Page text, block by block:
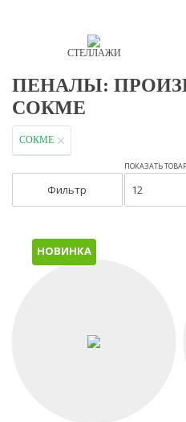
СТЕЛЛАЖИ
ПЕНАЛЫ:
СОКМЕ
СОКМЕ
Фильтр
ПОКАЗАТЬ
12
НОВИНКА